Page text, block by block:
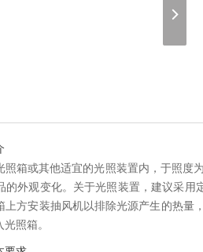
箱或其他适宜的光照装置内，于照度
的外观变化。关于光照装置，建议采
上方安装抽风机以排除光源产生的热
照箱。